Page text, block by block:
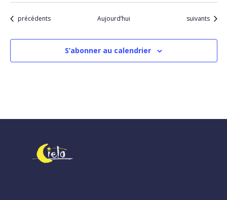
Évènements
précédents Aujourd’hui Évènements
suivants
S’abonner au calendrier